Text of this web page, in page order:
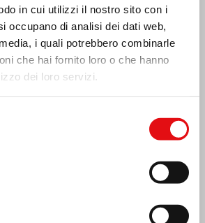
in cui utilizzi il nostro sito con i
occupano di analisi dei dati web,
i quali potrebbero combinarle
che hai fornito loro o che hanno
dei loro servizi.